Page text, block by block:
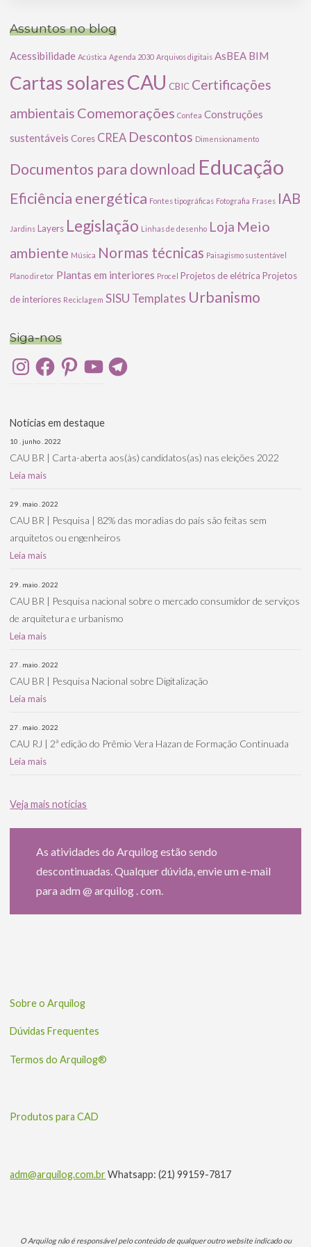
Assuntos no blog
Acessibilidade Acústica Agenda 2030 Arquivos digitais AsBEA BIM
Cartas solaresCAU CBIC Certificações
ambientais Comemorações Confea Construções
sustentáveis Cores CREA Descontos Dimensionamento
Documentos para download Educação
Eficiência energética Fontes tipográficas Fotografia Frases IAB
Jardins Layers Legislação Linhas de desenho Loja Meio
ambiente Música Normas técnicas Paisagismo sustentável
Plano diretor Plantas em interiores Procel Projetos de elétrica Projetos
de interiores Reciclagem SISU Templates Urbanismo
Siga-nos
InstagramFacebookPinterestYouTubeTelegram
Notícias em destaque
10 . junho . 2022
CAU BR | Carta-aberta aos(às) candidatos(as) nas eleições 2022
Leia mais
29 . maio . 2022
CAU BR | Pesquisa | 82% das moradias do país são feitas sem
arquitetos ou engenheiros
Leia mais
29 . maio . 2022
CAU BR | Pesquisa nacional sobre o mercado consumidor de serviços
de arquitetura e urbanismo
Leia mais
27 . maio . 2022
CAU BR | Pesquisa Nacional sobre Digitalização
Leia mais
27 . maio . 2022
CAU RJ | 2ª edição do Prêmio Vera Hazan de Formação Continuada
Leia mais
Veja mais notícias
As atividades do Arquilog estão sendo
descontinuadas. Qualquer dúvida, envie um e-mail
para adm @ arquilog . com.
Sobre o Arquilog
Dúvidas Frequentes
Termos do Arquilog®
Produtos para CAD
adm@arquilog.com.brWhatsapp: (21) 99159-7817
O Arquilog não é responsável pelo conteúdo de qualquer outro website indicado ou